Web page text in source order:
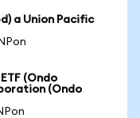
a Union Pacific
(Ondo
(Ondo